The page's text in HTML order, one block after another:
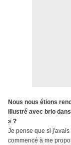
Nous nous étions
illustré avec brio
» ?
Je pense que si j'avais
commencé à me